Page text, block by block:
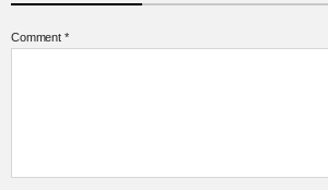
Comment *